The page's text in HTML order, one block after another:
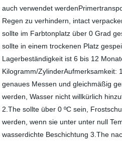
auch verwendet
Regen zu verhindern, intact
sollte im Farbtonplatz über 0 Grad
sollte in einem trockenen Platz
Lagerbeständigkeit ist 6 bis 12
Kilogramm/ZylinderAufmerksamkeit:
genaues Messen und gleichmäßig
werden, Wasser nicht willkürlich
2.The sollte über 0 ºC sein,
werden, wenn sie unter unter null
wasserdichte Beschichtung 3.The